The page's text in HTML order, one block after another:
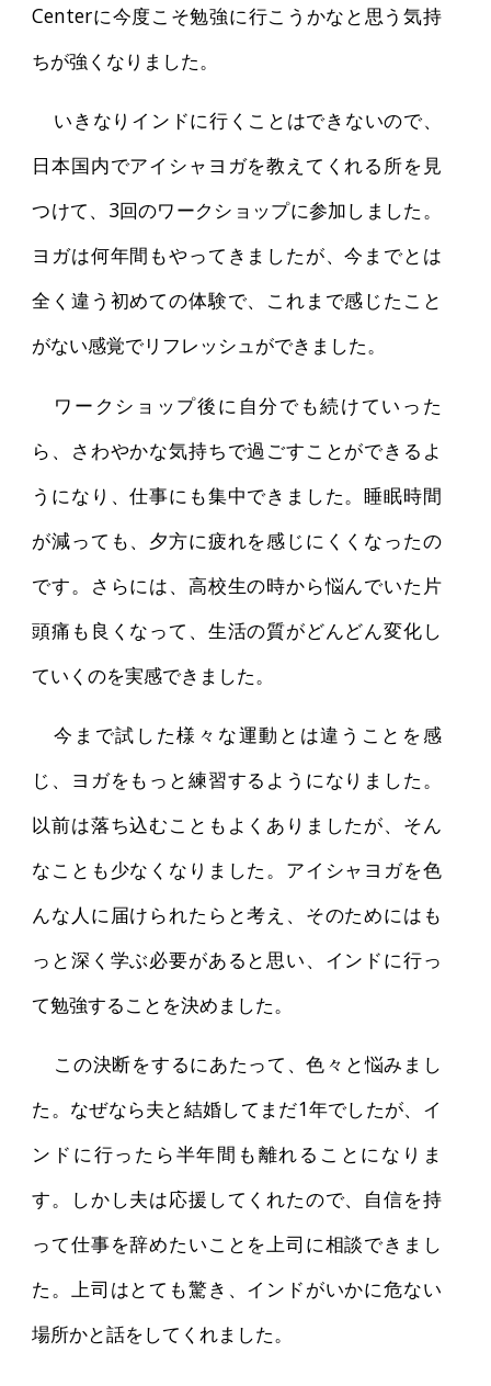
Centerに今度こそ勉強に行こうかなと思う気持
ちが強くなりました。
いきなりインドに行くことはできないので、
日本国内でアイシャヨガを教えてくれる所を見
つけて、3回のワークショップに参加しました。
ヨガは何年間もやってきましたが、今までとは
全く違う初めての体験で、これまで感じたこと
がない感覚でリフレッシュができました。
ワークショップ後に自分でも続けていった
ら、さわやかな気持ちで過ごすことができるよ
うになり、仕事にも集中できました。睡眠時間
が減っても、夕方に疲れを感じにくくなったの
です。さらには、高校生の時から悩んでいた片
頭痛も良くなって、生活の質がどんどん変化し
ていくのを実感できました。
今まで試した様々な運動とは違うことを感
じ、ヨガをもっと練習するようになりました。
以前は落ち込むこともよくありましたが、そん
なことも少なくなりました。アイシャヨガを色
んな人に届けられたらと考え、そのためにはも
っと深く学ぶ必要があると思い、インドに行っ
て勉強することを決めました。
この決断をするにあたって、色々と悩みまし
た。なぜなら夫と結婚してまだ1年でしたが、イ
ンドに行ったら半年間も離れることになりま
す。しかし夫は応援してくれたので、自信を持
って仕事を辞めたいことを上司に相談できまし
た。上司はとても驚き、インドがいかに危ない
場所かと話をしてくれました。